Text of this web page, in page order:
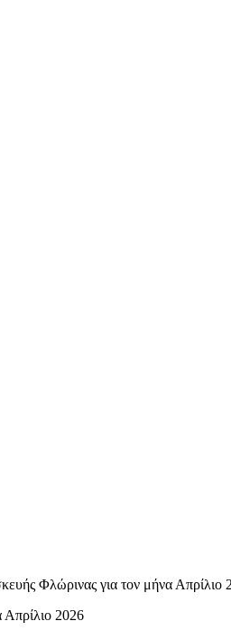
Φλώρινας για τον μήνα Απρίλιο